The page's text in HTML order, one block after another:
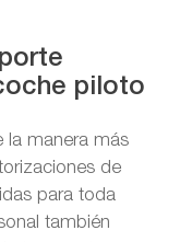
piloto
la manera más
de
para toda
también